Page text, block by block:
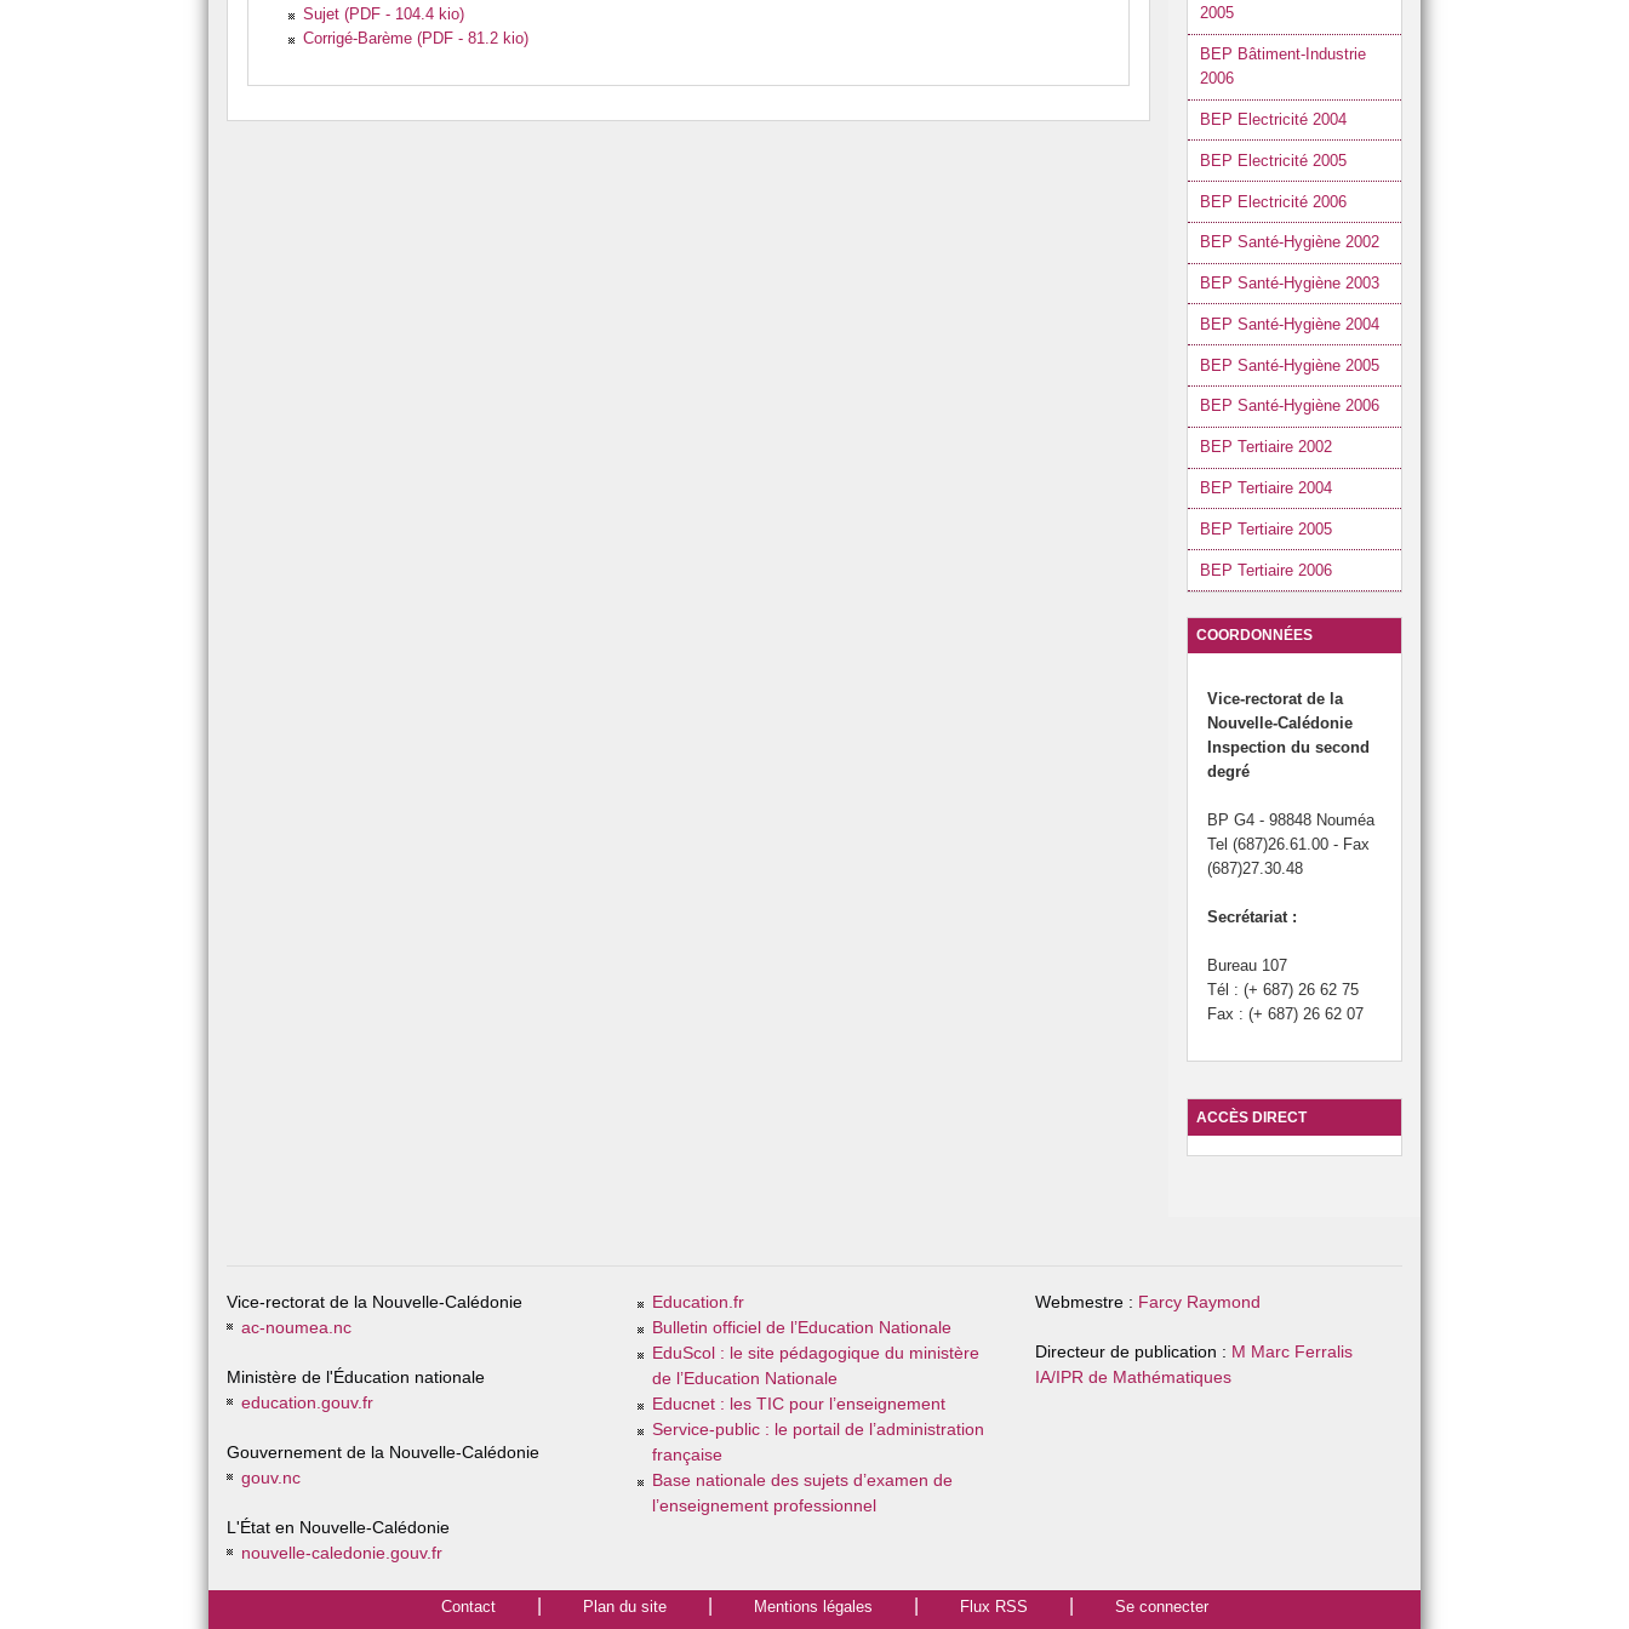
Sujet (PDF - 104.4 kio)
Corrigé-Barème (PDF - 81.2 kio)
2005
BEP Bâtiment-Industrie
2006
BEP Electricité 2004
BEP Electricité 2005
BEP Electricité 2006
BEP Santé-Hygiène 2002
BEP Santé-Hygiène 2003
BEP Santé-Hygiène 2004
BEP Santé-Hygiène 2005
BEP Santé-Hygiène 2006
BEP Tertiaire 2002
BEP Tertiaire 2004
BEP Tertiaire 2005
BEP Tertiaire 2006
COORDONNÉES
Vice-rectorat de la
Nouvelle-Calédonie
Inspection du second
degré
BP G4 - 98848 Nouméa
Tel (687)26.61.00 - Fax
(687)27.30.48
Secrétariat :
Bureau 107
Tél : (+ 687) 26 62 75
Fax : (+ 687) 26 62 07
ACCÈS DIRECT
Vice-rectorat de la Nouvelle-Calédonie
ac-noumea.nc
Ministère de l'Éducation nationale
education.gouv.fr
Gouvernement de la Nouvelle-Calédonie
gouv.nc
L'État en Nouvelle-Calédonie
nouvelle-caledonie.gouv.fr
Education.fr
Bulletin officiel de l’Education Nationale
EduScol : le site pédagogique du ministère
de l’Education Nationale
Educnet : les TIC pour l’enseignement
Service-public : le portail de l’administration
française
Base nationale des sujets d’examen de
l’enseignement professionnel
Webmestre : Farcy Raymond
Directeur de publication : M Marc Ferralis
IA/IPR de Mathématiques
Contact Plan du site Mentions légales Flux RSS Se connecter